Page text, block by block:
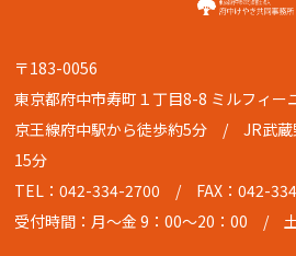
〒183-0056
東京都府中市寿町１丁目8-8 ミルフィー
京王線府中駅から徒歩約5分 / JR武蔵
15分
TEL：042-334-2700 / FAX：042-
受付時間：月〜金 9：00〜20：00 /